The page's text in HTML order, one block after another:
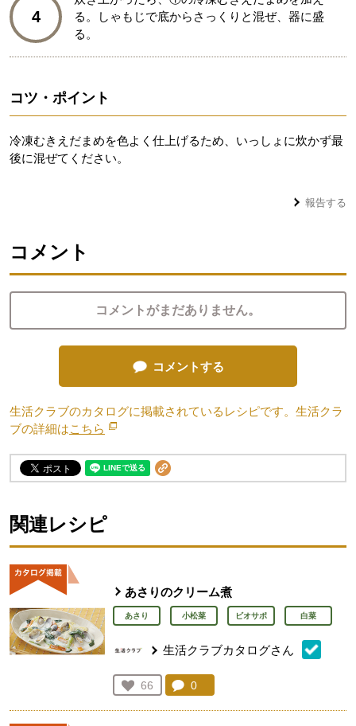
4
る。しゃもじで底からさっくりと混ぜ、器に盛
る。
コツ・ポイント
冷凍むきえだまめを色よく仕上げるため、いっしょに炊かず最
後に混ぜてください。
報告する
コメント
コメントがまだありません。
コメントする
生活クラブのカタログに掲載されているレシピです。生活クラ
ブの詳細はこちら 別のウィンドウで開きます。
関連レシピ
あさりのクリーム煮
あさり 小松菜 ビオサポ 白菜
生活クラブカタログさん
お気に入り登録：
66
人が登録
コメント：
0